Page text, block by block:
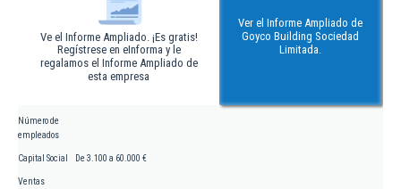
Ve el Informe Ampliado. ¡Es gratis!
Regístrese en eInforma y le
regalamos el Informe Ampliado de
esta empresa
Ver el Informe Ampliado de
Goyco Building Sociedad
Limitada.
Número de
empleados
Capital Social De 3.100 a 60.000 €
Ventas